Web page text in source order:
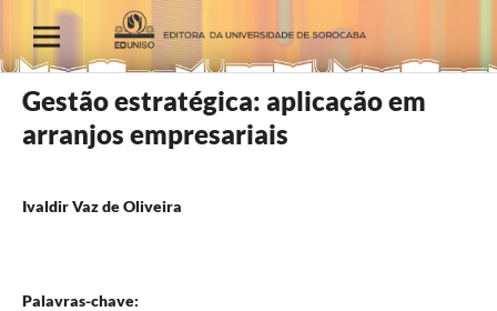
Gestão estratégica: aplicação em
arranjos empresariais
Ivaldir Vaz de Oliveira
Palavras-chave: